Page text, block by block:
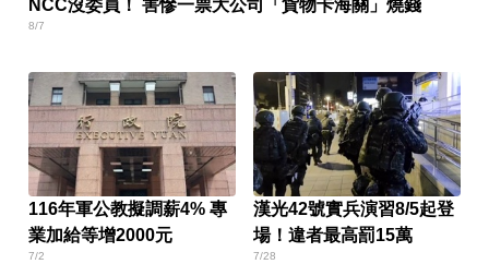
NCC沒委員！ 害慘一票大公司「貨物卡海關」燒錢
8/7
116年軍公教擬調薪4% 專
業加給等增2000元
7/2
漢光42號實兵演習8/5起登
場！違者最高罰15萬
7/28